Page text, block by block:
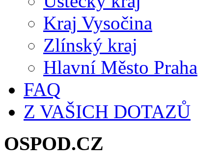
Kraj Vysočina
Zlínský kraj
Hlavní Město Praha
FAQ
Z VAŠICH DOTAZŮ
OSPOD.CZ